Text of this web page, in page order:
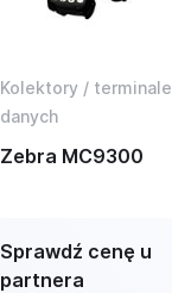
Kolektory / terminale
danych
Zebra MC9300
Sprawdź cenę u
partnera